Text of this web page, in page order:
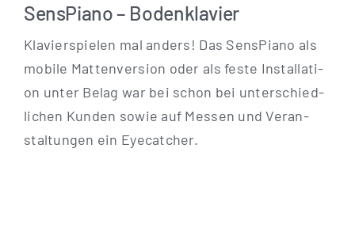
SensPiano – Bodenklavier
Kla­vier­spie­len mal anders! Das Sen­s­Pia­no als
mobi­le Mat­ten­ver­si­on oder als fes­te Instal­la­ti­
on unter Belag war bei schon bei unter­schied­
li­chen Kun­den sowie auf Mes­sen und Ver­an­
stal­tun­gen ein Eyecatcher.